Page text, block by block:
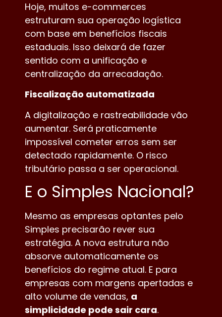
Hoje, muitos e-commerces
estruturam sua operação logística
com base em benefícios fiscais
estaduais. Isso deixará de fazer
sentido com a unificação e
centralização da arrecadação.
Fiscalização automatizada
A digitalização e rastreabilidade vão
aumentar. Será praticamente
impossível cometer erros sem ser
detectado rapidamente. O risco
tributário passa a ser operacional.
E o Simples Nacional?
Mesmo as empresas optantes pelo
Simples precisarão rever sua
estratégia. A nova estrutura não
absorve automaticamente os
benefícios do regime atual. E para
empresas com margens apertadas e
alto volume de vendas, a
simplicidade pode sair cara.